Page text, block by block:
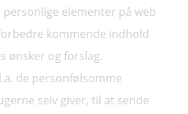
elementer på web
kommende indhold
ønsker og forslag.
de personfølsomme
selv giver, til at sende